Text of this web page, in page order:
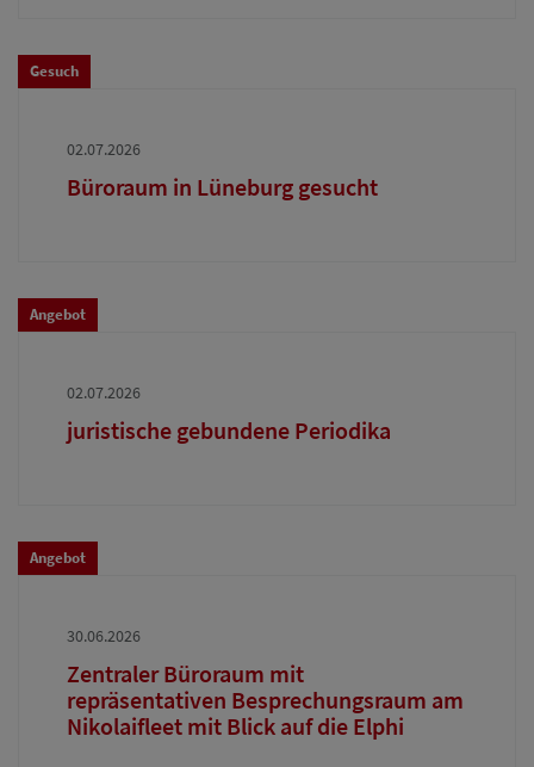
Gesuch
02.07.2026
Büroraum in Lüneburg gesucht
Angebot
02.07.2026
juristische gebundene Periodika
Angebot
30.06.2026
Zentraler Büroraum mit
repräsentativen Besprechungsraum am
Nikolaifleet mit Blick auf die Elphi